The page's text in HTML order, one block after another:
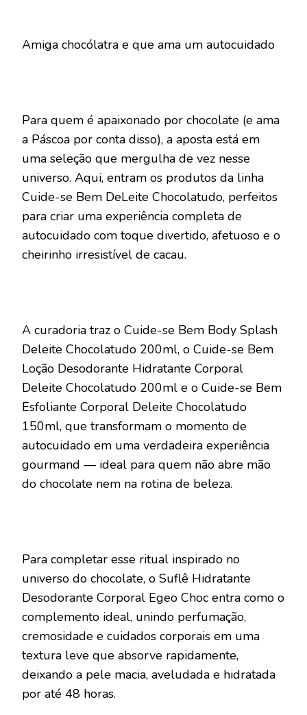
Amiga chocólatra e que ama um autocuidado
Para quem é apaixonado por chocolate (e ama
a Páscoa por conta disso), a aposta está em
uma seleção que mergulha de vez nesse
universo. Aqui, entram os produtos da linha
Cuide-se Bem DeLeite Chocolatudo, perfeitos
para criar uma experiência completa de
autocuidado com toque divertido, afetuoso e o
cheirinho irresistível de cacau.
A curadoria traz o Cuide-se Bem Body Splash
Deleite Chocolatudo 200ml, o Cuide-se Bem
Loção Desodorante Hidratante Corporal
Deleite Chocolatudo 200ml e o Cuide-se Bem
Esfoliante Corporal Deleite Chocolatudo
150ml, que transformam o momento de
autocuidado em uma verdadeira experiência
gourmand — ideal para quem não abre mão
do chocolate nem na rotina de beleza.
Para completar esse ritual inspirado no
universo do chocolate, o Suflê Hidratante
Desodorante Corporal Egeo Choc entra como o
complemento ideal, unindo perfumação,
cremosidade e cuidados corporais em uma
textura leve que absorve rapidamente,
deixando a pele macia, aveludada e hidratada
por até 48 horas.